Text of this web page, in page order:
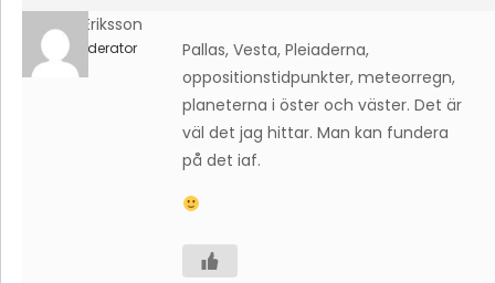
Olle Eriksson
Moderator
Pallas, Vesta, Pleiaderna,
oppositionstidpunkter, meteorregn,
planeterna i öster och väster. Det är
väl det jag hittar. Man kan fundera
på det iaf.